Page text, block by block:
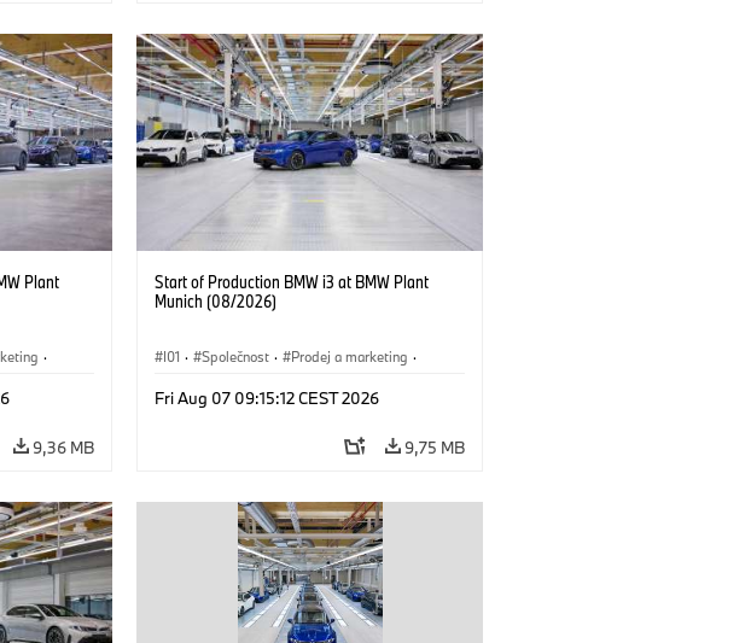
Plant
·
9,36 MB
Start of Production BMW i3 at BMW Plant
Munich (08/2026)
I01 · Společnost · Prodej a marketing ·
Fri Aug 07 09:15:12 CEST 2026
9,75 MB